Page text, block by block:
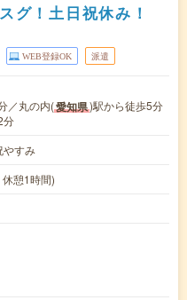
グ！土日祝休み！
WEB登録OK 派遣
／丸の内(愛知県)駅から徒歩5分
分
すみ
憩1時間)